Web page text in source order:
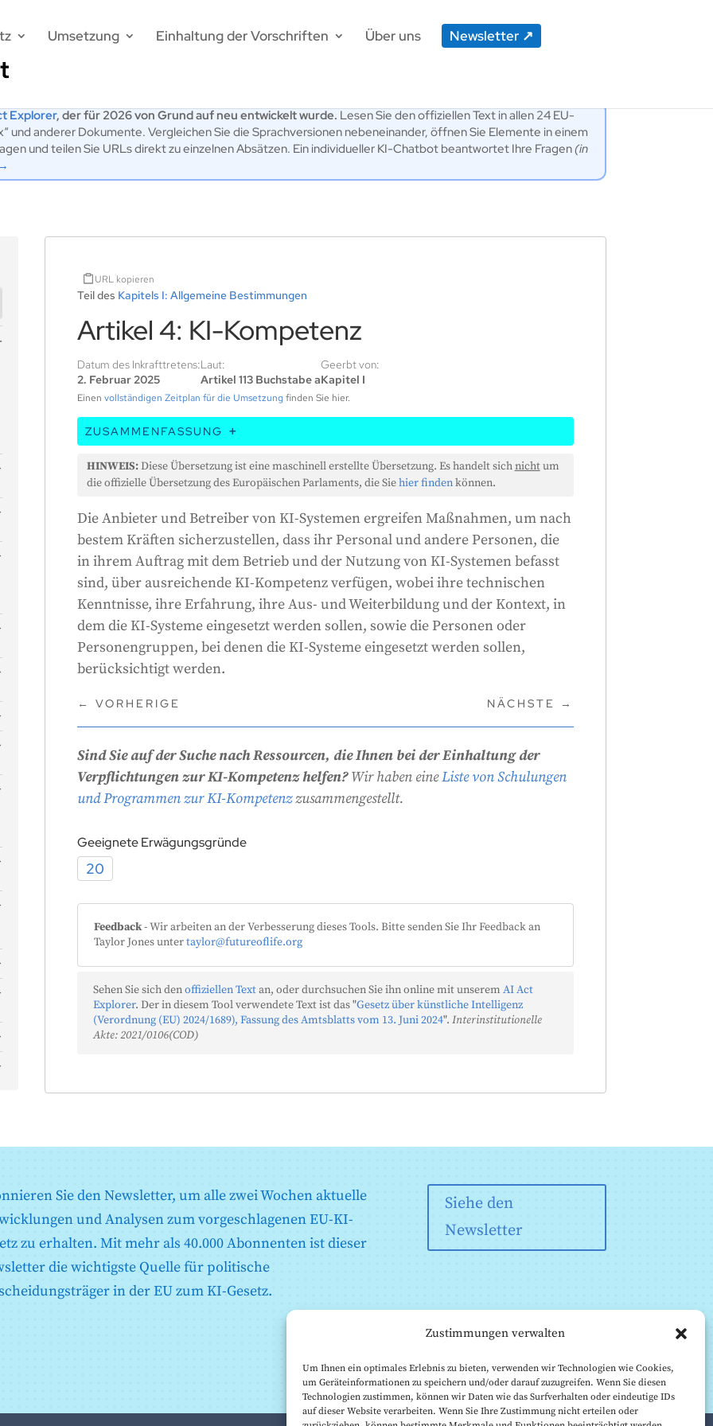
Zustimmungen verwalten
Um Ihnen ein optimales Erlebnis zu bieten, verwenden wir Technologien wie Cookies,
um Geräteinformationen zu speichern und/oder darauf zuzugreifen. Wenn Sie diesen
Technologien zustimmen, können wir Daten wie das Surfverhalten oder eindeutige IDs
auf dieser Website verarbeiten. Wenn Sie Ihre Zustimmung nicht erteilen oder
Umsetzung Einhaltung der Vorschriften Über uns Newsletter
Explorer, der für 2026 von Grund auf neu entwickelt wurde. Lesen Sie den offiziellen Text in allen 24 EU-
und anderer Dokumente. Vergleichen Sie die Sprachversionen nebeneinander, öffnen Sie Elemente in einem
und teilen Sie URLs direkt zu einzelnen Absätzen. Ein individueller KI-Chatbot beantwortet Ihre Fragen(in
URL kopieren
Teil des Kapitels I: Allgemeine Bestimmungen
Artikel 4: KI-Kompetenz
Datum des Inkrafttretens:
2. Februar 2025
Laut:
Artikel 113 Buchstabe a
Geerbt von:
Kapitel I
Einen vollständigen Zeitplan für die Umsetzung finden Sie hier.
ZUSAMMENFASSUNG
In diesem Artikel heißt es, dass Unternehmen, die KI-Systeme entwickeln
und einsetzen, sicherstellen müssen, dass ihre Mitarbeiter und alle
nutzen, gut über KI geschult sind. Dazu gehört, dass sie ihr technisches
Wissen, ihre Erfahrung, ihre Ausbildung und ihr Training ebenso
berücksichtigen wie den Kontext, in dem die KI-Systeme eingesetzt werden,
und die Personen oder Gruppen, die sie nutzen werden.
Generiert von , bearbeitet von uns.
HINWEIS:Diese Übersetzung ist eine maschinell erstellte Übersetzung. Es handelt sichnichtum
die offizielle Übersetzung des Europäischen Parlaments, die Siehier findenkönnen.
Die Anbieter und Betreiber von KI-Systemen ergreifen Maßnahmen, um nach
bestem Kräften sicherzustellen, dass ihr Personal und andere Personen, die
in ihrem Auftrag mit dem Betrieb und der Nutzung von KI-Systemen befasst
sind, über ausreichende KI-Kompetenz verfügen, wobei ihre technischen
Kenntnisse, ihre Erfahrung, ihre Aus- und Weiterbildung und der Kontext, in
dem die KI-Systeme eingesetzt werden sollen, sowie die Personen oder
Personengruppen, bei denen die KI-Systeme eingesetzt werden sollen,
berücksichtigt werden.
← VORHERIGE NÄCHSTE →
Sind Sie auf der Suche nach Ressourcen, die Ihnen bei der Einhaltung der
Verpflichtungen zur KI-Kompetenz helfen?Wir haben eineListe von Schulungen
und Programmen zur KI-Kompetenzzusammengestellt.
Geeignete Erwägungsgründe
20
Feedback- Wir arbeiten an der Verbesserung dieses Tools. Bitte senden Sie Ihr Feedback an
Taylor Jones untertaylor@futureoflife.org
Sehen Sie sich denoffiziellen Textan, oder durchsuchen Sie ihn online mit unserem AI Act
Explorer. Der in diesem Tool verwendete Text ist das "Gesetz über künstliche Intelligenz
(Verordnung (EU) 2024/1689), Fassung des Amtsblatts vom 13. Juni 2024". Interinstitutionelle
Akte: 2021/0106(COD)
Sie den Newsletter, um alle zwei Wochen aktuelle
und Analysen zum vorgeschlagenen EU-KI-
zu erhalten. Mit mehr als 40.000 Abonnenten ist dieser
die wichtigste Quelle für politische
in der EU zum KI-Gesetz.
Siehe den
Newsletter